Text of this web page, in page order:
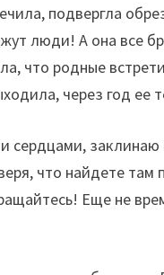
подвергла
люди! А она все
что родные
через год ее
что найдете
Еще не